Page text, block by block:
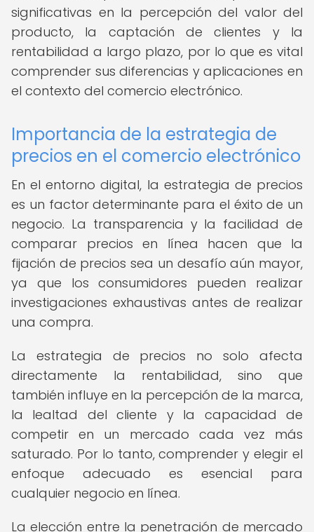
significativas en la percepción del valor del
producto, la captación de clientes y la
rentabilidad a largo plazo, por lo que es vital
comprender sus diferencias y aplicaciones en
el contexto del comercio electrónico.
Importancia de la estrategia de
precios en el comercio electrónico
En el entorno digital, la estrategia de precios
es un factor determinante para el éxito de un
negocio. La transparencia y la facilidad de
comparar precios en línea hacen que la
fijación de precios sea un desafío aún mayor,
ya que los consumidores pueden realizar
investigaciones exhaustivas antes de realizar
una compra.
La estrategia de precios no solo afecta
directamente la rentabilidad, sino que
también influye en la percepción de la marca,
la lealtad del cliente y la capacidad de
competir en un mercado cada vez más
saturado. Por lo tanto, comprender y elegir el
enfoque adecuado es esencial para
cualquier negocio en línea.
La elección entre la penetración de mercado